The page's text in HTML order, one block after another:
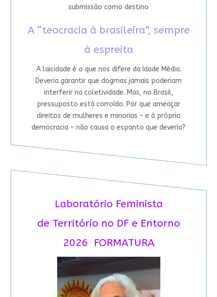
submissão como destino
A “teocracia à brasileira”, sempre
à espreita
A laicidade é o que nos difere da Idade Média.
Deveria garantir que dogmas jamais poderiam
interferir na coletividade. Mas, no Brasil,
pressuposto está corroído. Por que ameaçar
direitos de mulheres e minorias – e à própria
democracia – não causa o espanto que deveria?
Laboratório Feminista
de Território no DF e Entorno
2026 FORMATURA